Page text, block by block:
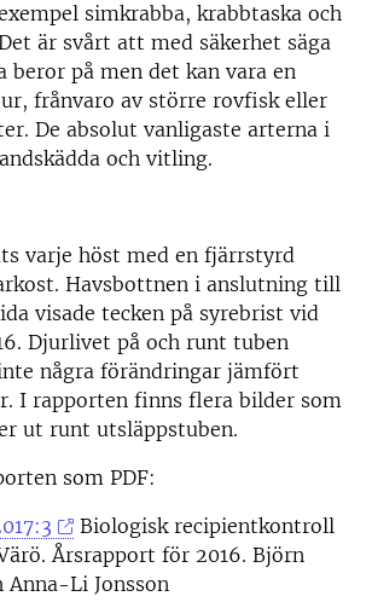
simkrabba, krabbtaska och
är svårt att med säkerhet säga
beror på men det kan vara en
frånvaro av större rovfisk eller
De absolut vanligaste arterna i
och vitling.
varje höst med en fjärrstyrd
Havsbottnen i anslutning till
visade tecken på syrebrist vid
Djurlivet på och runt tuben
några förändringar jämfört
I rapporten finns flera bilder som
ut runt utsläppstuben.
som PDF:
Biologisk recipientkontroll
Årsrapport för 2016. Björn
Anna-Li Jonsson